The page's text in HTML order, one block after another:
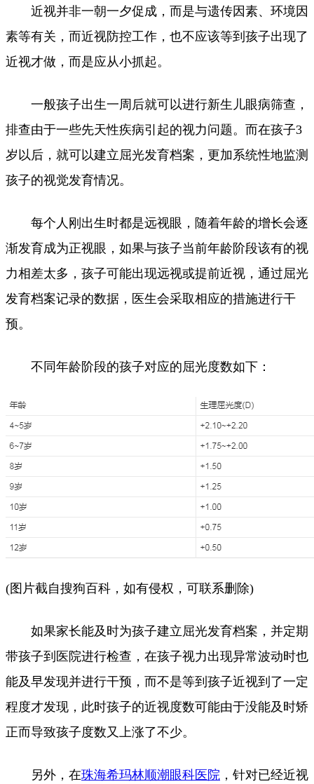
近视并非一朝一夕促成，而是与遗传因素、环境因
素等有关，而近视防控工作，也不应该等到孩子出现了
近视才做，而是应从小抓起。
一般孩子出生一周后就可以进行新生儿眼病筛查，
排查由于一些先天性疾病引起的视力问题。而在孩子3
岁以后，就可以建立屈光发育档案，更加系统性地监测
孩子的视觉发育情况。
每个人刚出生时都是远视眼，随着年龄的增长会逐
渐发育成为正视眼，如果与孩子当前年龄阶段该有的视
力相差太多，孩子可能出现远视或提前近视，通过屈光
发育档案记录的数据，医生会采取相应的措施进行干
预。
不同年龄阶段的孩子对应的屈光度数如下：
(图片截自搜狗百科，如有侵权，可联系删除)
如果家长能及时为孩子建立屈光发育档案，并定期
带孩子到医院进行检查，在孩子视力出现异常波动时也
能及早发现并进行干预，而不是等到孩子近视到了一定
程度才发现，此时孩子的近视度数可能由于没能及时矫
正而导致孩子度数又上涨了不少。
另外，在珠海希玛林顺潮眼科医院 ，针对已经近视